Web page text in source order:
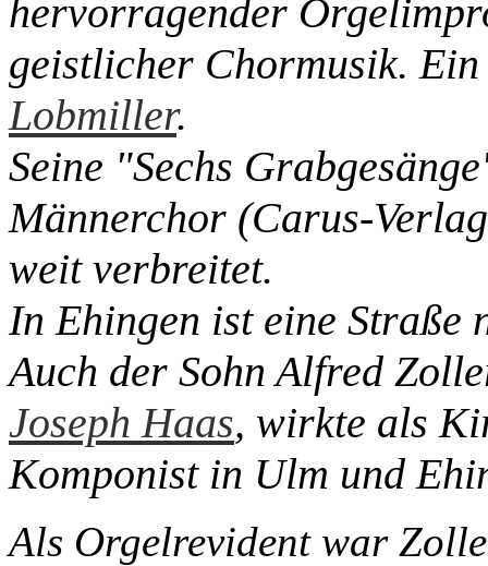
hervorragender
geistlicher Chormusik.
Lobmiller.
Seine "Sechs
Männerchor (Carus-
weit verbreitet.
In Ehingen ist eine Straße
Auch der Sohn Alfred
Joseph Haas, wirkte als
Komponist in Ulm und
Als Orgelrevident war